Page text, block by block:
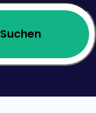
Suchen